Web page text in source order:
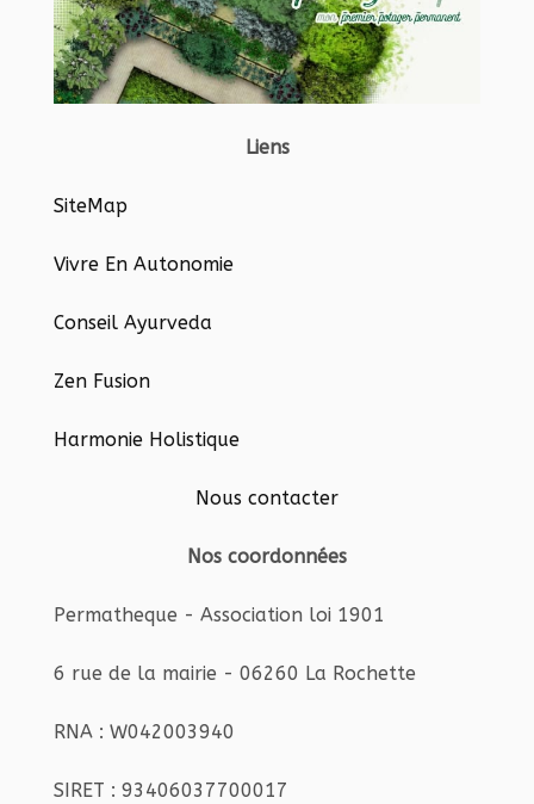
Liens
SiteMap
Vivre En Autonomie
Conseil Ayurveda
Zen Fusion
Harmonie Holistique
Nous contacter
Nos coordonnées
Permatheque - Association loi 1901
6 rue de la mairie - 06260 La Rochette
RNA : W042003940
SIRET : 93406037700017